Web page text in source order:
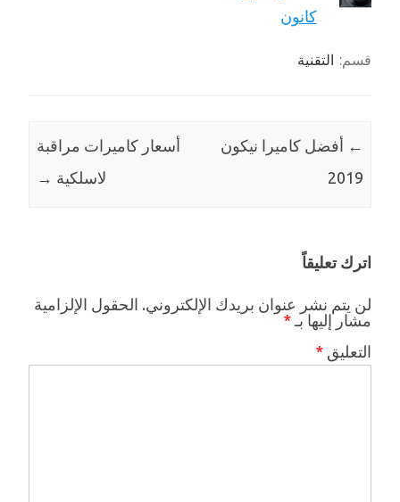
كانون
قسم: التقنية
← أفضل كاميرا نيكون
2019
أسعار كاميرات مراقبة
لاسلكية →
اترك تعليقاً
لن يتم نشر عنوان بريدك الإلكتروني. الحقول الإلزامية
مشار إليها بـ *
التعليق *